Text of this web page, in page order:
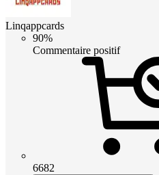
Linqappcards
90%
Commentaire positif
6682